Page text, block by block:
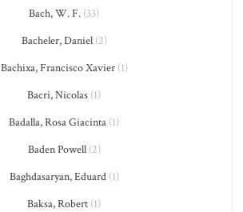
Bach, W. F. (33)
Bacheler, Daniel(2)
Bachixa, Francisco Xavier(1)
Bacri, Nicolas (1)
Badalla, Rosa Giacinta (1)
Baden Powell(2)
Baghdasaryan, Eduard(1)
Baksa, Robert (1)